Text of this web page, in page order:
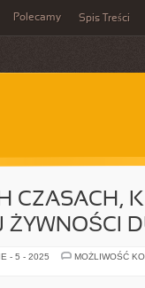
Polecamy Spis Treści
CZASACH,
ŻYWNOŚCI
- 5 - 2025
MOŻLIWOŚĆ